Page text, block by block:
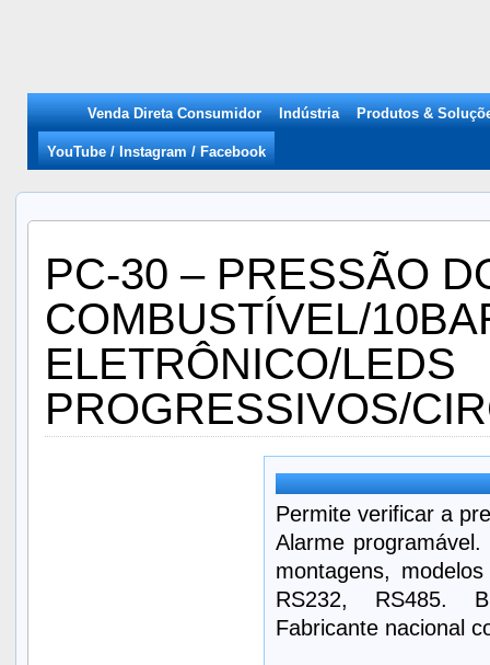
Venda Direta Consumidor Indústria Produtos &
YouTube / Instagram / Facebook
PC-30 – PRESSÃO
COMBUSTÍVEL/
ELETRÔNICO/LEDS
PROGRESSIVOS/
Permite verificar a
Alarme
montagens,
RS232, RS485.
Fabricante nacional